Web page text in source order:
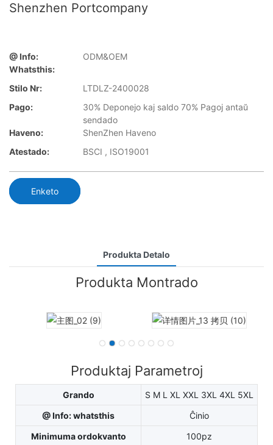
Shenzhen Portcompany
@ Info:
Whatsthis:
ODM&OEM
Stilo Nr:
LTDLZ-2400028
Pago:
30% Deponejo kaj saldo 70% Pagoj antaŭ
sendado
Haveno:
ShenZhen Haveno
Atestado:
BSCI , ISO19001
Enketo
Produkta Detalo
Produkta Montrado
Produktaj Parametroj
Grando
S M L XL XXL 3XL 4XL 5XL
@ Info: whatsthis
Ĉinio
Minimuma ordokvanto
100pz